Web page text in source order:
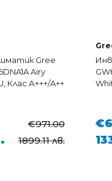
Gree
Airy
Клас А+++/A++
€971.00
1899.11 лв.